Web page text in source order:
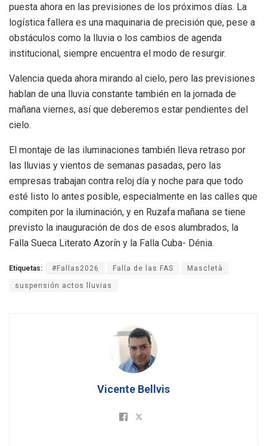
puesta ahora en las previsiones de los próximos días. La
logística fallera es una maquinaria de precisión que, pese a
obstáculos como la lluvia o los cambios de agenda
institucional, siempre encuentra el modo de resurgir.
Valencia queda ahora mirando al cielo, pero las previsiones
hablan de una lluvia constante también en la jornada de
mañana viernes, así que deberemos estar pendientes del
cielo.
El montaje de las iluminaciones también lleva retraso por
las lluvias y vientos de semanas pasadas, pero las
empresas trabajan contra reloj día y noche para que todo
esté listo lo antes posible, especialmente en las calles que
compiten por la iluminación, y en Ruzafa mañana se tiene
previsto la inauguración de dos de esos alumbrados, la
Falla Sueca Literato Azorín y la Falla Cuba- Dénia.
Etiquetas: #Fallas2026 Falla de las FAS Mascletà
suspensión actos lluvias
Vicente Bellvis